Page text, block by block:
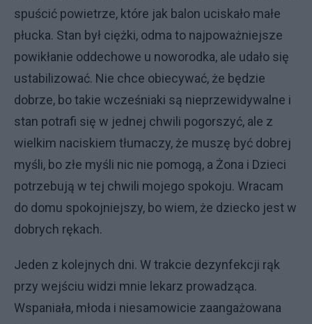
spuścić powietrze, które jak balon uciskało małe
płucka. Stan był ciężki, odma to najpoważniejsze
powikłanie oddechowe u noworodka, ale udało się
ustabilizować. Nie chce obiecywać, że będzie
dobrze, bo takie wcześniaki są nieprzewidywalne i
stan potrafi się w jednej chwili pogorszyć, ale z
wielkim naciskiem tłumaczy, że muszę być dobrej
myśli, bo złe myśli nic nie pomogą, a Żona i Dzieci
potrzebują w tej chwili mojego spokoju. Wracam
do domu spokojniejszy, bo wiem, że dziecko jest w
dobrych rękach.
Jeden z kolejnych dni. W trakcie dezynfekcji rąk
przy wejściu widzi mnie lekarz prowadząca.
Wspaniała, młoda i niesamowicie zaangażowana